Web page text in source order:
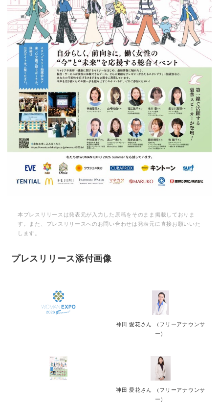
本プレスリリースは発表元が入力した原稿をそのまま掲載しておりま
す。また、プレスリリースへのお問い合わせは発表元に直接お願いいた
します。
プレスリリース添付画像
神田 愛花さん （フリーアナウンサ
ー）
神田 愛花さん （フリーアナウンサ
ー）